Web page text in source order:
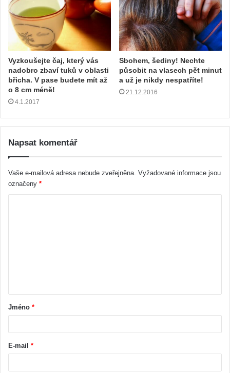
Vyzkoušejte čaj, který vás
nadobro zbaví tuků v oblasti
břicha. V pase budete mít až
o 8 cm méně!
4.1.2017
Sbohem, šediny! Nechte
působit na vlasech pět minut
a už je nikdy nespatříte!
21.12.2016
Napsat komentář
Vaše e-mailová adresa nebude zveřejněna. Vyžadované informace jsou
označeny *
Jméno *
E-mail *